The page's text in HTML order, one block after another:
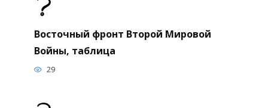
Восточный фронт Второй Мировой
Войны, таблица
29